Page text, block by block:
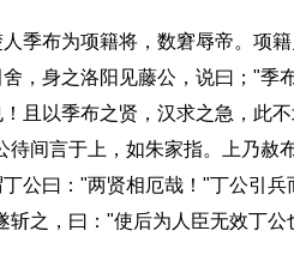
布为项籍将，数窘辱帝。项籍
，身之洛阳见藤公，说曰；"季
且以季布之贤，汉求之急，此
待间言于上，如朱家指。上乃赦
公曰："两贤相厄哉！"丁公引
斩之，曰："使后为人臣无效丁公